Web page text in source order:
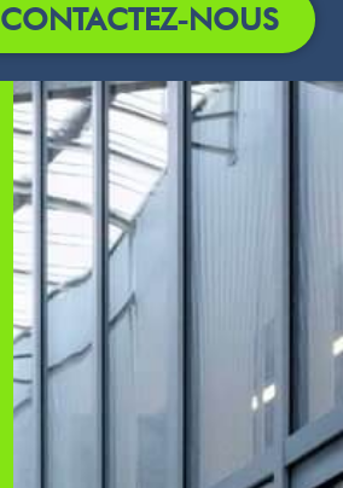
CONTACTEZ-NOUS